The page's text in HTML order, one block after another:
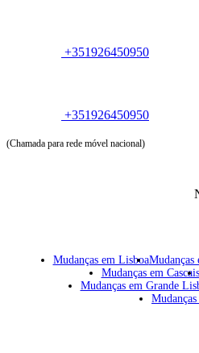
+351926450950
+351926450950
(Chamada para rede móvel nacional)
Mudanças em LisboaMudanças
Mudanças em Cascais
Mudanças em Grande